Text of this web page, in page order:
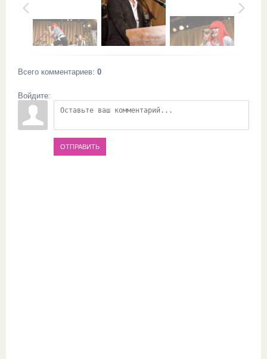
Всего комментариев: 0
Войдите:
ОТПРАВИТЬ